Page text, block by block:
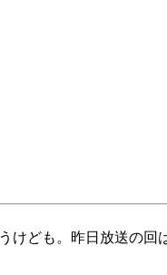
けども。昨日放送の回